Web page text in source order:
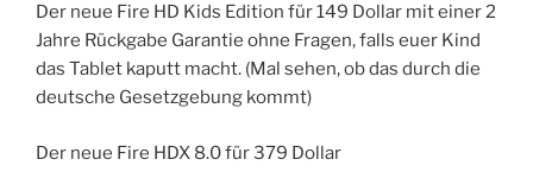
Der neue Fire HD Kids Edition für 149 Dollar mit einer 2
Jahre Rückgabe Garantie ohne Fragen, falls euer Kind
das Tablet kaputt macht. (Mal sehen, ob das durch die
deutsche Gesetzgebung kommt)
Der neue Fire HDX 8.0 für 379 Dollar